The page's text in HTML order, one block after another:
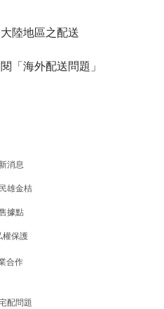
陸地區之配送
「海外配送問題」
消息
雄金桔
據點
權保護
合作
配問題